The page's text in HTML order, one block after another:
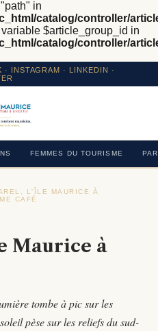
in
catalog/controller/
$article_group_id in
catalog/controller/
· INSTAGRAM · LINKEDIN ·
FEMMES DU TOURISME
L'ÎLE MAURICE À
CAFÉ
Maurice à
tombe à pic sur les
pèse sur les reliefs du sud-